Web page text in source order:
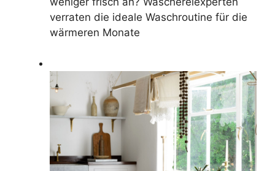
verraten die ideale Waschroutine für die
wärmeren Monate